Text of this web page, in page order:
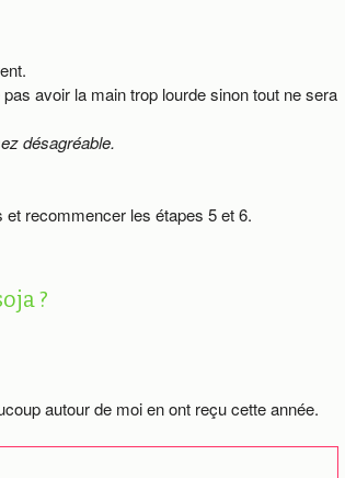
avoir la main trop lourde sinon tout ne sera
désagréable.
recommencer les étapes 5 et 6.
?
autour de moi en ont reçu cette année.